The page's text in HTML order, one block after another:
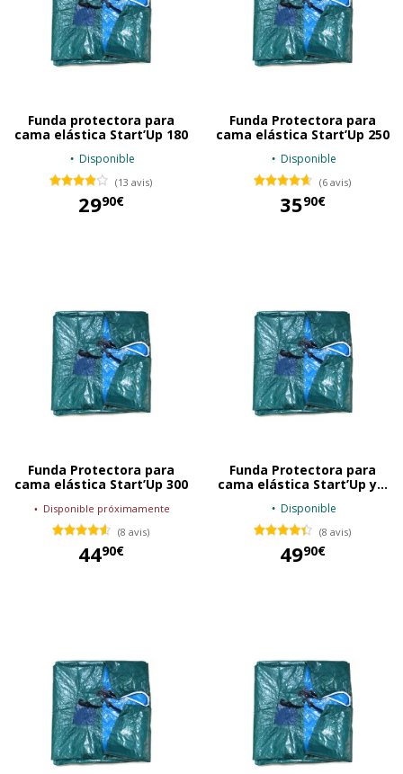
Funda protectora para
cama elástica Start’Up 180
Disponible
(13 avis)
2990€
Funda Protectora para
cama elástica Start’Up 250
Disponible
(6 avis)
3590€
Funda Protectora para
cama elástica Start’Up 300
Disponible próximamente
(8 avis)
4490€
Funda Protectora para
cama elástica Start’Up y...
Disponible
(8 avis)
4990€